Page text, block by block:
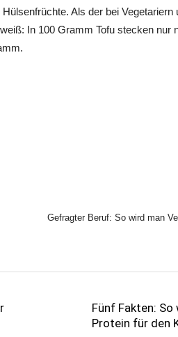
Als der bei Vegetariern
In 100 Gramm Tofu stecken nur
Gefragter Beruf: So wird man
Fünf Fakten:
Protein für den